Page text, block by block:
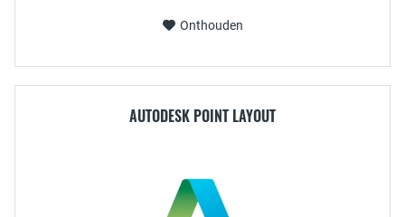
Onthouden
AUTODESK POINT LAYOUT